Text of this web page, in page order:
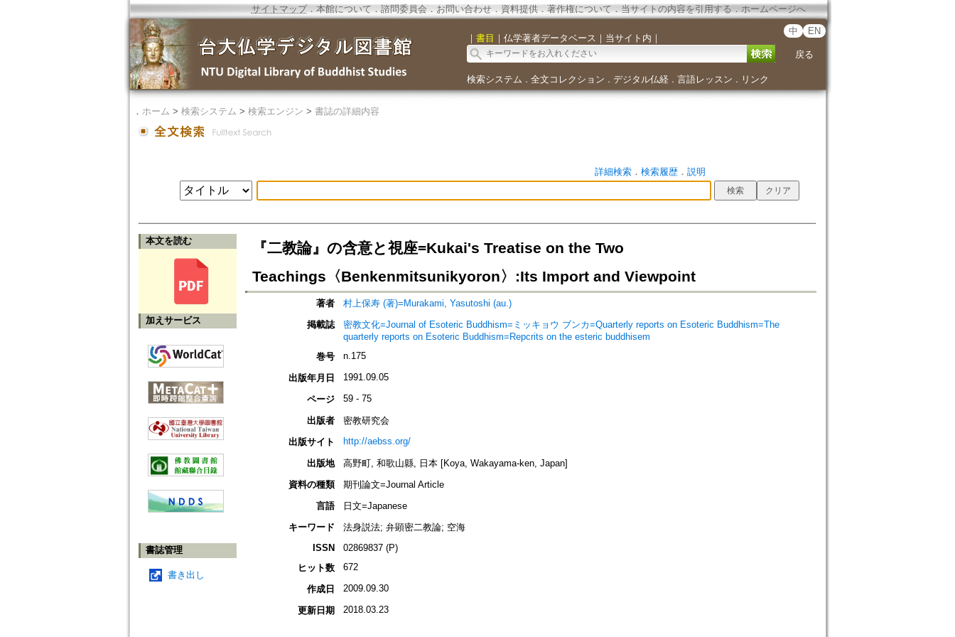
サイトマップ．本館について ． 諮問委員会． お問い合わせ． 資料提供． 著作権について．当サイトの内容を引用する ． ホームページへ
｜ 書目 ｜ 仏学著者データベース ｜ 当サイト内 ｜
中 EN
戻る
検索システム ． 全文コレクション ． デジタル仏経． 言語レッスン ． リンク
． ホーム > 検索システム > 検索エンジン > 書誌の詳細内容
詳細検索． 検索履歴． 説明
本文を読む
加えサービス
書誌管理
書き出し
『二教論』の含意と視座=Kukai's Treatise on the Two
Teachings〈Benkenmitsunikyoron〉:Its Import and Viewpoint
著者
村上保寿 (著)=Murakami, Yasutoshi (au.)
掲載誌
密教文化=Journal of Esoteric Buddhism=ミッキョウ ブンカ=Quarterly reports on Esoteric Buddhism=The
quarterly reports on Esoteric Buddhism=Repcrits on the esteric buddhisem
巻号
n.175
出版年月日 1991.09.05
ページ 59 - 75
出版者
密教研究会
出版サイト
http://aebss.org/
出版地
高野町, 和歌山縣, 日本 [Koya, Wakayama-ken, Japan]
資料の種類
期刊論文=Journal Article
言語
日文=Japanese
キーワード
法身説法; 弁顕密二教論; 空海
ISSN
02869837 (P)
ヒット数
672
作成日 2009.09.30
更新日期 2018.03.23